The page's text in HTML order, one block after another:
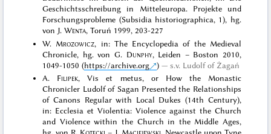
Geschichtsschreibung in Mitteleuropa. Projekte und
Forschungsprobleme (Subsidia historiographica, 1), hg.
von J.Wenta, Toruń 1999, 203-227
W. Mrozowicz, in: The Encyclopedia of the Medieval
Chronicle, hg. von G. Dunphy, Leiden – Boston 2010,
1049-1050 (https://archive.org )
s.v. Ludolf of Żagań
A. Filipek, Vis et metus, or How the Monastic
Chronicler Ludolf of Sagan Presented the Relationships
of Canons Regular with Local Dukes (14th Century),
in: Ecclesia et Violentia: Violence against the Church
and Violence within the Church in the Middle Ages,